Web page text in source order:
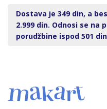
Dostava je 349 din, a
2.999 din. Odnosi se na
porudžbine ispod 501